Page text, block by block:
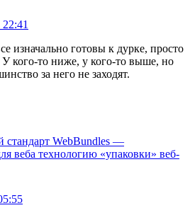
изначально готовы к дурке, просто
У кого-то ниже, у кого-то выше, но
за него не заходят.
стандарт WebBundles —
веба технологию «упаковки» веб-